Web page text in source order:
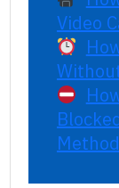
Video